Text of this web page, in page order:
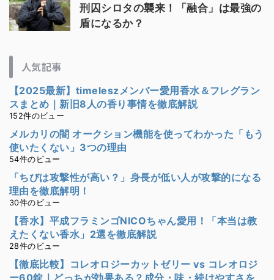
刑囚シロタの襲来！「融合」は最強の
盾になるか？
人気記事
【2025最新】timeleszメンバー愛用香水＆フレグラン
スまとめ｜新旧8人の香り事情を徹底解説
152件のビュー
メルカリの闇 オークション機能を使ってわかった「もう
使いたくない」3つの理由
54件のビュー
「ちびは攻撃性が高い？」身長が低い人が攻撃的になる
理由を徹底解明！
30件のビュー
【香水】平成フラミンゴNICOちゃん愛用！「本当は教
えたくない香水」2選を徹底解説
28件のビュー
【徹底比較】コレオロジーカットゼリー vs コレオロジ